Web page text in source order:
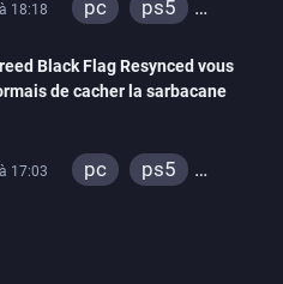
18:18 pc
ps5
Black Flag Resynced vous
de cacher la sarbacane
17:03 pc
ps5